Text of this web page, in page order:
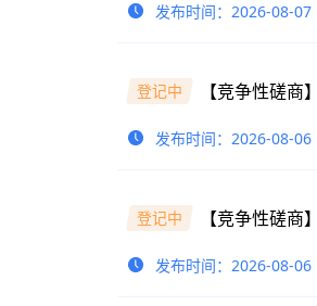
发布时间：2026-08-07
登记中
发布时间：2026-08-06
登记中
发布时间：2026-08-06